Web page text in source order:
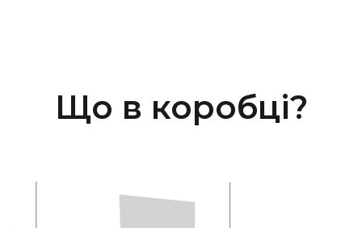
електроніка
Що в коробці?